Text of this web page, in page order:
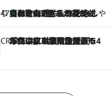
47都道府県の手みやげ ひんやりスイーツで夏を満喫
2026.8.9
【和歌山県】この夏絶対食べたい 冷やしておいしいおやつ3選 みかんがごろっと丸ごと入ったジュレ
CREA'S CHOICE
2026.8.7
「立川にも歌舞伎があるんだよ」 片岡仁左衛門・市川中車ら豪華座組みで4年目の立川立飛歌舞伎へ